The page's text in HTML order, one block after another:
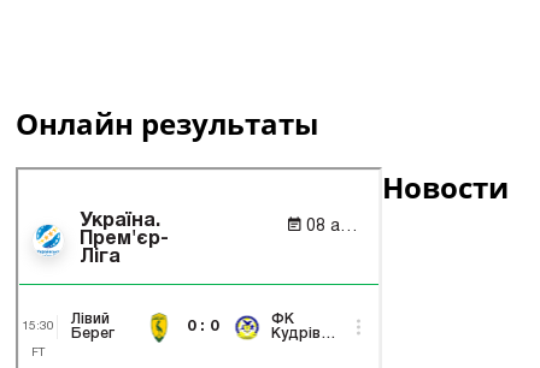
Онлайн результаты
Новости